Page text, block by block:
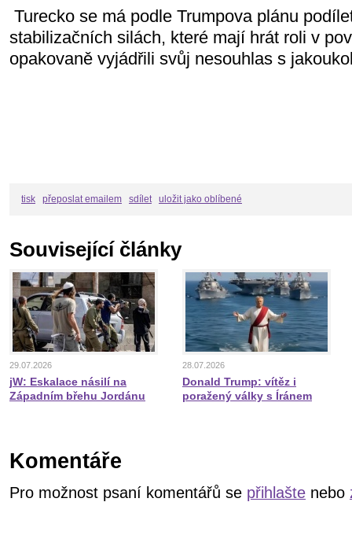
Turecko se má podle Trumpova plánu
stabilizačních silách, které mají hrát roli v
opakovaně vyjádřili svůj nesouhlas s
tisk přeposlat emailem sdílet uložit jako oblíbené
Související články
29.07.2026
jW: Eskalace násilí na
Západním břehu Jordánu
28.07.2026
Donald Trump: vítěz i
poražený války s Íránem
Komentáře
Pro možnost psaní komentářů se přihlašte nebo